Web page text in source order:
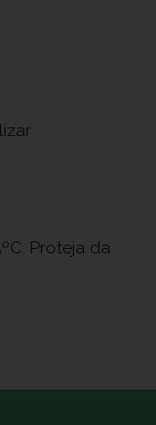
Proteja da